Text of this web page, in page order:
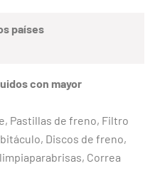
países
con mayor
Pastillas de freno, Filtro
Discos de freno,
Correa